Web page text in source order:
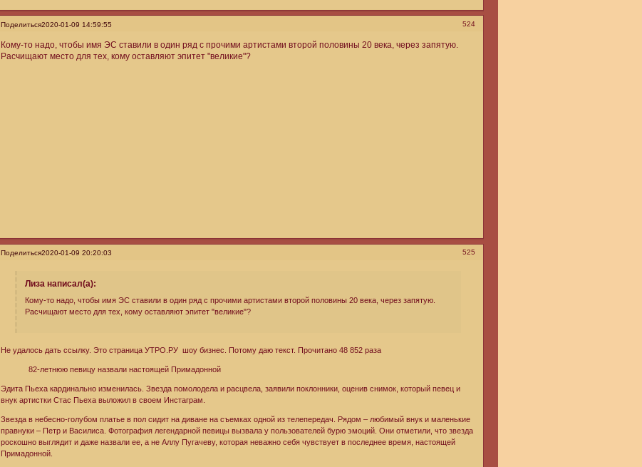
Поделиться 524
2020-01-09 14:59:55
Кому-то надо, чтобы имя ЭС ставили в один ряд с прочими артистами второй половины 20 века, через запятую.
Расчищают место для тех, кому оставляют эпитет "великие"?
Поделиться 525
2020-01-09 20:20:03
Лиза написал(а):
Кому-то надо, чтобы имя ЭС ставили в один ряд с прочими артистами второй половины 20 века, через запятую.
Расчищают место для тех, кому оставляют эпитет "великие"?
Не удалось дать ссылку. Это страница УТРО.РУ шоу бизнес. Потому даю текст. Прочитано 48 852 раза
82-летнюю певицу назвали настоящей Примадонной
Эдита Пьеха кардинально изменилась. Звезда помолодела и расцвела, заявили поклонники, оценив снимок, который певец и
внук артистки Стас Пьеха выложил в своем Инстаграм.
Звезда в небесно-голубом платье в пол сидит на диване на съемках одной из телепередач. Рядом – любимый внук и маленькие
правнуки – Петр и Василиса. Фотография легендарной певицы вызвала у пользователей бурю эмоций. Они отметили, что звезда
роскошно выглядит и даже назвали ее, а не Аллу Пугачеву, которая неважно себя чувствует в последнее время, настоящей
Примадонной.